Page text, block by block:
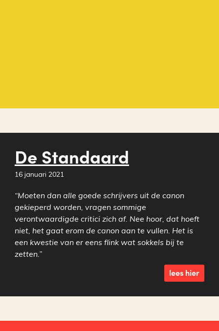
De Standaard
16 januari 2021
“Moeten dan alle goede schrijvers uit de canon
gekieperd worden, vragen sommige
verontwaardigde critici zich af. Nee hoor, dat hoeft
niet, het gaat erom de canon aan te vullen. Het is
een kwestie van er eens flink wat sokkels bij te
zetten.”
lees hier